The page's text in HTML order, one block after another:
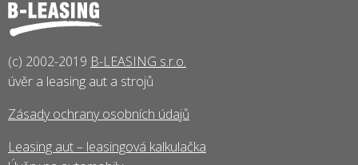
(c) 2002-2019 B-LEASING s.r.o.
úvěr a leasing aut a strojů
Zásady ochrany osobních údajů
Leasing aut – leasingová kalkulačka